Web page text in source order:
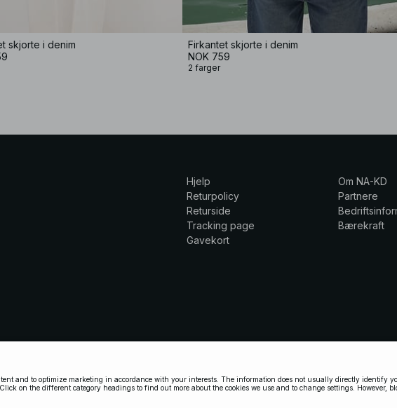
skjorte i denim
Firkantet skjorte i denim
NOK 759
2 farger
Hjelp
Returpolicy
Returside
Tracking page
Gavekort
Om NA-KD
Partnere
Bærekraft